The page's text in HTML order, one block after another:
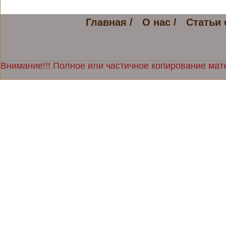
Главная / О нас / Статьи
Внимание!!! Полное или частичное копирование